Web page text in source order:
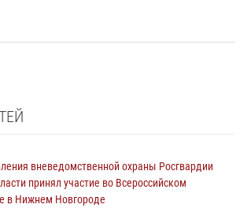
вневедомственной охраны Росгвардии
принял участие во Всероссийском
в Нижнем Новгороде